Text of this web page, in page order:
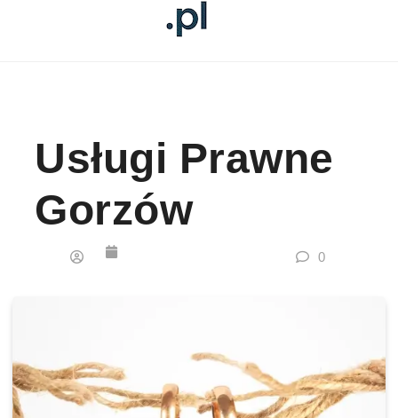
Usługi Prawne
Gorzów
0